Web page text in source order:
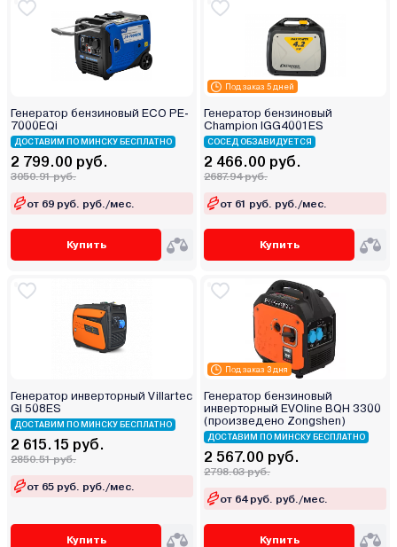
Генератор бензиновый ECO PE-
7000EQi
ДОСТАВИМ ПО МИНСКУ БЕСПЛАТНО
2 799.00 руб.
3050.91 руб.
от 69 руб. руб./мес.
Купить
Под заказ 5 дней
Генератор бензиновый
Champion IGG4001ES
СОСЕД ОБЗАВИДУЕТСЯ
2 466.00 руб.
2687.94 руб.
от 61 руб. руб./мес.
Купить
Генератор инверторный Villartec
GI 508ES
ДОСТАВИМ ПО МИНСКУ БЕСПЛАТНО
2 615.15 руб.
2850.51 руб.
от 65 руб. руб./мес.
Купить
Под заказ 3 дня
Генератор бензиновый
инверторный EVOline BQH 3300
(произведено Zongshen)
ДОСТАВИМ ПО МИНСКУ БЕСПЛАТНО
2 567.00 руб.
2798.03 руб.
от 64 руб. руб./мес.
Купить